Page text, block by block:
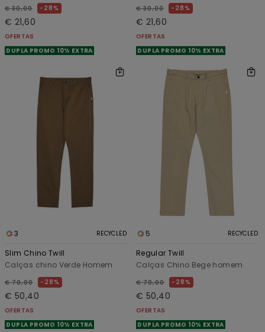
€ 30,00 28%
€ 21,60
OFERTAS
DUPLA PROMO 10% EXTRA
€ 30,00 28%
€ 21,60
OFERTAS
DUPLA PROMO 10% EXTRA
3 RECYCLED
Slim Chino Twill
Calças chino Verde Homem
€ 70,00 28%
€ 50,40
OFERTAS
DUPLA PROMO 10% EXTRA
5 RECYCLED
Regular Twill
Calças Chino Bege homem
€ 70,00 28%
€ 50,40
OFERTAS
DUPLA PROMO 10% EXTRA